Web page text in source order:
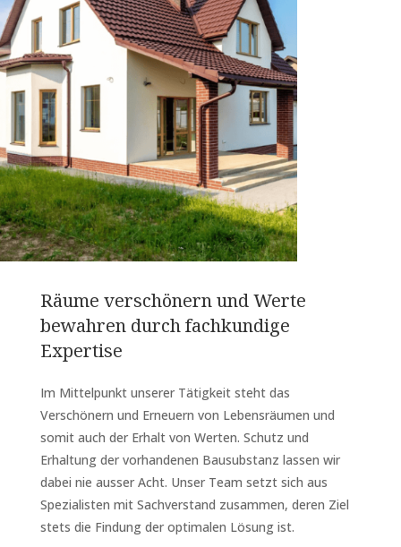
Räume verschönern und Werte
bewahren durch fachkundige
Expertise
Im Mittelpunkt unserer Tätigkeit steht das
Verschönern und Erneuern von Lebensräumen und
somit auch der Erhalt von Werten. Schutz und
Erhaltung der vorhandenen Bausubstanz lassen wir
dabei nie ausser Acht. Unser Team setzt sich aus
Spezialisten mit Sachverstand zusammen, deren Ziel
stets die Findung der optimalen Lösung ist.